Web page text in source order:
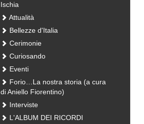
Ischia
Attualità
Bellezze d'Italia
Cerimonie
Curiosando
Eventi
Forio…La nostra storia (a cura
di Aniello Fiorentino)
Interviste
L'ALBUM DEI RICORDI